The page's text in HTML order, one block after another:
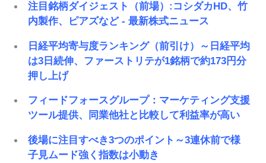
注目銘柄ダイジェスト（前場）:コシダカHD、竹
内製作、ピアズなど - 最新株式ニュース
日経平均寄与度ランキング（前引け）～日経平均
は3日続伸、ファーストリテが1銘柄で約173円分
押し上げ
フィードフォースグループ：マーケティング支援
ツール提供、同業他社と比較して利益率が高い
後場に注目すべき3つのポイント～3連休前で様
子見ムード強く指数は小動き